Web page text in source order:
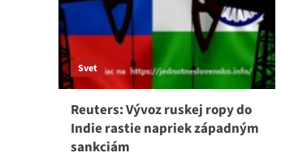
Svet
Reuters: Vývoz ruskej ropy do
Indie rastie napriek západným
sankciám